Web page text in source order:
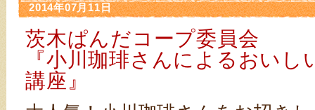
2014年07月11日
茨木ぱんだコープ委員会
『小川珈琲さんによるおい
講座』